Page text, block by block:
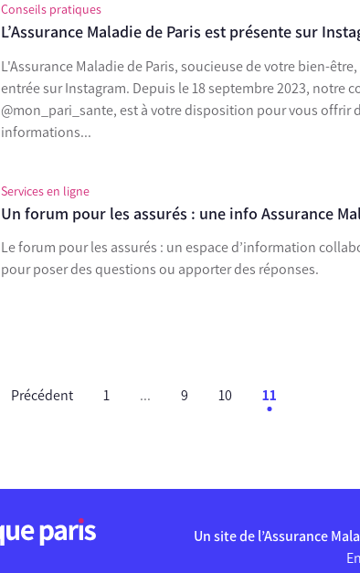
Conseils pratiques
L’Assurance Maladie de Paris est présente sur
L'Assurance Maladie de Paris, soucieuse de votre bien-
entrée sur Instagram. Depuis le 18 septembre 2023, notre
@mon_pari_sante, est à votre disposition pour vous offrir
informations...
Services en ligne
Un forum pour les assurés : une info Assurance
Le forum pour les assurés : un espace d’information
pour poser des questions ou apporter des réponses.
Précédent 1 ... 9 10 11
Un site de l’Assurance